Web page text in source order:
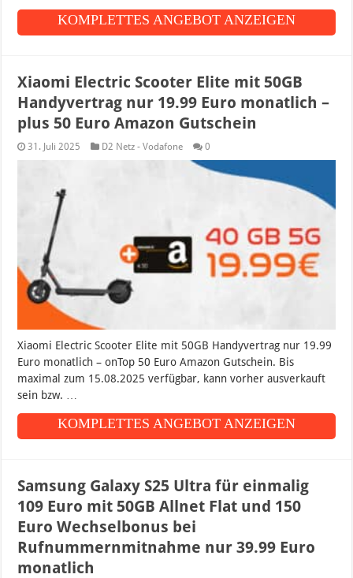
KOMPLETTES ANGEBOT ANZEIGEN
Xiaomi Electric Scooter Elite mit 50GB
Handyvertrag nur 19.99 Euro monatlich –
plus 50 Euro Amazon Gutschein
31. Juli 2025 D2 Netz - Vodafone 0
Xiaomi Electric Scooter Elite mit 50GB Handyvertrag nur 19.99
Euro monatlich – onTop 50 Euro Amazon Gutschein. Bis
maximal zum 15.08.2025 verfügbar, kann vorher ausverkauft
sein bzw. …
KOMPLETTES ANGEBOT ANZEIGEN
Samsung Galaxy S25 Ultra für einmalig
109 Euro mit 50GB Allnet Flat und 150
Euro Wechselbonus bei
Rufnummernmitnahme nur 39.99 Euro
monatlich